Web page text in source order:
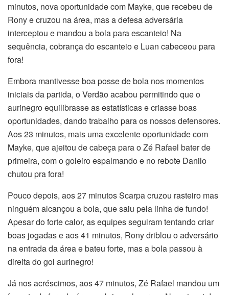
minutos, nova oportunidade com Mayke, que recebeu de
Rony e cruzou na área, mas a defesa adversária
interceptou e mandou a bola para escanteio! Na
sequência, cobrança do escanteio e Luan cabeceou para
fora!
Embora mantivesse boa posse de bola nos momentos
iniciais da partida, o Verdão acabou permitindo que o
aurinegro equilibrasse as estatísticas e criasse boas
oportunidades, dando trabalho para os nossos defensores.
Aos 23 minutos, mais uma excelente oportunidade com
Mayke, que ajeitou de cabeça para o Zé Rafael bater de
primeira, com o goleiro espalmando e no rebote Danilo
chutou pra fora!
Pouco depois, aos 27 minutos Scarpa cruzou rasteiro mas
ninguém alcançou a bola, que saiu pela linha de fundo!
Apesar do forte calor, as equipes seguiram tentando criar
boas jogadas e aos 41 minutos, Rony driblou o adversário
na entrada da área e bateu forte, mas a bola passou à
direita do gol aurinegro!
Já nos acréscimos, aos 47 minutos, Zé Rafael mandou um